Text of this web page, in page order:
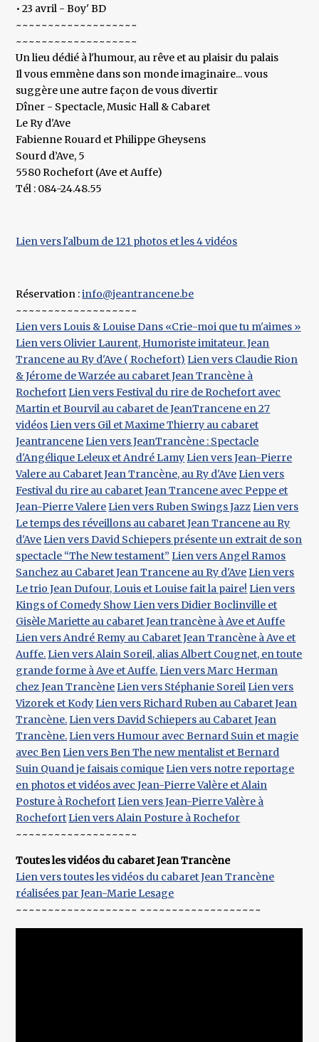
• 23 avril - Boy' BD
~~~~~~~~~~~~~~~~~~~
~~~~~~~~~~~~~~~~~~~
Un lieu dédié à l'humour, au rêve et au plaisir du palais
Il vous emmène dans son monde imaginaire... vous
suggère une autre façon de vous divertir
Dîner - Spectacle, Music Hall & Cabaret
Le Ry d'Ave
Fabienne Rouard et Philippe Gheysens
Sourd d’Ave, 5
5580 Rochefort (Ave et Auffe)
Tél : 084-24.48.55
Lien vers l'album de 121 photos et les 4 vidéos
Réservation :info@jeantrancene.be
~~~~~~~~~~~~~~~~~~~
Lien vers Louis & Louise Dans «Crie-moi que tu m'aimes »
Lien vers Olivier Laurent, Humoriste imitateur. Jean
Trancene au Ry d'Ave ( Rochefort) Lien vers Claudie Rion
& Jérome de Warzée au cabaret Jean Trancène à
RochefortLien vers Festival du rire de Rochefort avec
Martin et Bourvil au cabaret de JeanTrancene en 27
vidéosLien vers Gil et Maxime Thierry au cabaret
JeantranceneLien vers JeanTrancène : Spectacle
d'Angélique Leleux et André LamyLien vers Jean-Pierre
Valere au Cabaret Jean Trancène, au Ry d'AveLien vers
Festival du rire au cabaret Jean Trancene avec Peppe et
Jean-Pierre ValereLien vers Ruben Swings JazzLien vers
Le temps des réveillons au cabaret Jean Trancene au Ry
d'AveLien vers David Schiepers présente un extrait de son
spectacle “The New testament” Lien vers Angel Ramos
Sanchez au Cabaret Jean Trancene au Ry d'AveLien vers
Le trio Jean Dufour, Louis et Louise fait la paire! Lien vers
Kings of Comedy ShowLien vers Didier Boclinville et
Gisèle Mariette au cabaret Jean trancène à Ave et Auffe
Lien vers André Remy au Cabaret Jean Trancène à Ave et
Auffe.Lien vers Alain Soreil, alias Albert Cougnet, en toute
grande forme à Ave et Auffe.Lien vers Marc Herman
chez Jean TrancèneLien vers Stéphanie SoreilLien vers
Vizorek et KodyLien vers Richard Ruben au Cabaret Jean
Trancène.Lien vers David Schiepers au Cabaret Jean
Trancène.Lien vers Humour avec Bernard Suin et magie
avec BenLien vers Ben The new mentalist et Bernard
Suin Quand je faisais comiqueLien vers notre reportage
en photos et vidéos avec Jean-Pierre Valère et Alain
Posture à RochefortLien vers Jean-Pierre Valère à
RochefortLien vers Alain Posture à Rochefor
~~~~~~~~~~~~~~~~~~~
Toutes les vidéos du cabaret Jean Trancène
Lien vers toutes les vidéos du cabaret Jean Trancène
réalisées par Jean-Marie Lesage
~~~~~~~~~~~~~~~~~~~ ~~~~~~~~~~~~~~~~~~~